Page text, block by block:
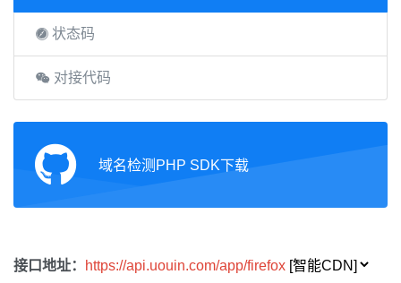
状态码
对接代码
域名检测PHP SDK下载
接口地址： https://api.uouin.com/app/firefox